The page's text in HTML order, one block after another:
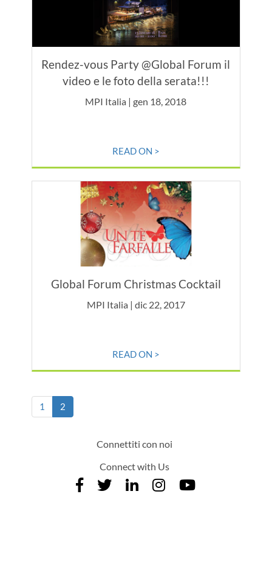
Rendez-vous Party @Global Forum il
video e le foto della serata!!!
MPI Italia | gen 18, 2018
READ ON >
Global Forum Christmas Cocktail
MPI Italia | dic 22, 2017
READ ON >
1 2
Connettiti con noi
Connect with Us